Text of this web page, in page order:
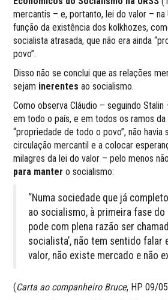
mercantis – e, portanto, lei do valor – na
função da existência dos kolkhozes,
socialista atrasada, que não era ainda
povo”.
Disso não se conclui que as relações
sejam inerentes ao socialismo.
Como observa Cláudio – seguindo Stalin
em todo o país, e em todos os ramos da
“propriedade de todo o povo”, não
circulação mercantil e a colocar
milagres da lei do valor – pelo menos
para manter o socialismo:
“Numa sociedade que já
ao socialismo, à primeira fase do
pode com plena razão ser
socialista’, não tem sentido falar
valor, não existe mercado e não
(Carta ao companheiro Bruce, HP 09/